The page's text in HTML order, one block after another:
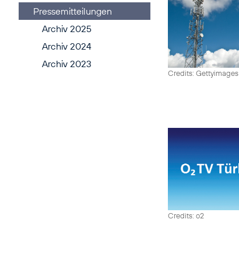
Pressemitteilungen
Archiv 2025
Archiv 2024
Archiv 2023
Credits: Gettyimages
Credits: o2